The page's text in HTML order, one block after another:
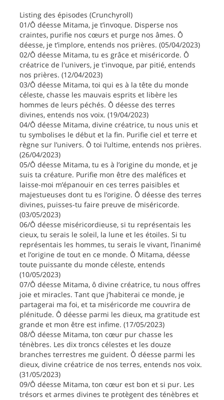
Listing des épisodes (Crunchyroll)
01/Ô déesse Mitama, je t’invoque. Disperse nos
craintes, purifie nos cœurs et purge nos âmes. Ô
déesse, je t’implore, entends nos prières. (05/04/2023)
02/Ô déesse Mitama, tu es grâce et miséricorde. Ô
créatrice de l'univers, je t'invoque, par pitié, entends
nos prières. (12/04/2023)
03/Ô déesse Mitama, toi qui es à la tête du monde
céleste, chasse les mauvais esprits et libère les
hommes de leurs péchés. Ô déesse des terres
divines, entends nos voix. (19/04/2023)
04/Ô déesse Mitama, divine créatrice, tu nous unis et
tu symbolises le début et la fin. Purifie ciel et terre et
règne sur l’univers. Ô toi l’ultime, entends nos prières.
(26/04/2023)
05/Ô déesse Mitama, tu es à l’origine du monde, et je
suis ta créature. Purifie mon être des maléfices et
laisse-moi m’épanouir en ces terres paisibles et
majestueuses dont tu es l’origine. Ô déesse des terres
divines, puisses-tu faire preuve de miséricorde.
(03/05/2023)
06/Ô déesse miséricordieuse, si tu représentais les
cieux, tu serais le soleil, la lune et les étoiles. Si tu
représentais les hommes, tu serais le vivant, l’inanimé
et l’origine de tout en ce monde. Ô Mitama, déesse
toute puissante du monde céleste, entends
(10/05/2023)
07/Ô déesse Mitama, ô divine créatrice, tu nous offres
joie et miracles. Tant que j’habiterai ce monde, je
partagerai ma foi, et ta miséricorde me couvrira de
plénitude. Ô déesse parmi les dieux, ma gratitude est
grande et mon être est infime. (17/05/2023)
08/Ô déesse Mitama, ton cœur pur chasse les
ténèbres. Les dix troncs célestes et les douze
branches terrestres me guident. Ô déesse parmi les
dieux, divine créatrice de nos terres, entends nos voix.
(31/05/2023)
09/Ô déesse Mitama, ton cœur est bon et si pur. Les
trésors et armes divines te protègent des ténèbres et